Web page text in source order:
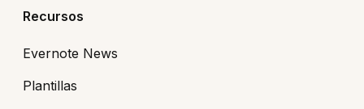
Recursos
Evernote News
Plantillas